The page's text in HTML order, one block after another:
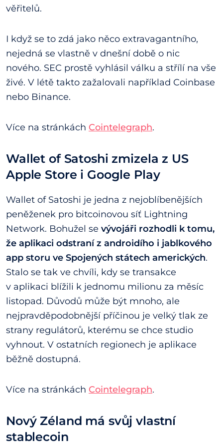
věřitelů.
I když se to zdá jako něco extravagantního,
nejedná se vlastně v dnešní době o nic
nového. SEC prostě vyhlásil válku a střílí na vše
živé. V létě takto zažalovali například Coinbase
nebo Binance.
Více na stránkách Cointelegraph.
Wallet of Satoshi zmizela z US
Apple Store i Google Play
Wallet of Satoshi je jedna z nejoblíbenějších
peněženek pro bitcoinovou síť Lightning
Network. Bohužel se vývojáři rozhodli k tomu,
že aplikaci odstraní z androidího i jablkového
app storu ve Spojených státech amerických.
Stalo se tak ve chvíli, kdy se transakce
v aplikaci blížili k jednomu milionu za měsíc
listopad. Důvodů může být mnoho, ale
nejpravděpodobnější příčinou je velký tlak ze
strany regulátorů, kterému se chce studio
vyhnout. V ostatních regionech je aplikace
běžně dostupná.
Více na stránkách Cointelegraph.
Nový Zéland má svůj vlastní
stablecoin